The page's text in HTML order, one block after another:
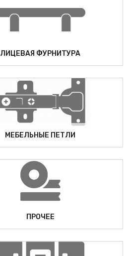
ЛИЦЕВАЯ ФУРНИТУРА
МЕБЕЛЬНЫЕ ПЕТЛИ
ПРОЧЕЕ